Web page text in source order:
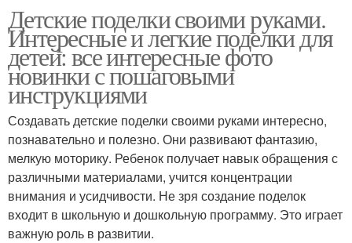
Детские поделки своими руками.
Интересные и легкие поделки для
детей: все интересные фото
новинки с пошаговыми
инструкциями
Создавать детские поделки своими руками интересно,
познавательно и полезно. Они развивают фантазию,
мелкую моторику. Ребенок получает навык обращения с
различными материалами, учится концентрации
внимания и усидчивости. Не зря создание поделок
входит в школьную и дошкольную программу. Это играет
важную роль в развитии.